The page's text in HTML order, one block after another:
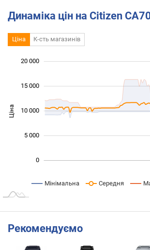
Динаміка цін на Citizen
Ціна К-сть магазинів
Ціна 10 000
0
5 000
10 000
15 000
20 000
Мінімальна Середня
Рекомендуємо